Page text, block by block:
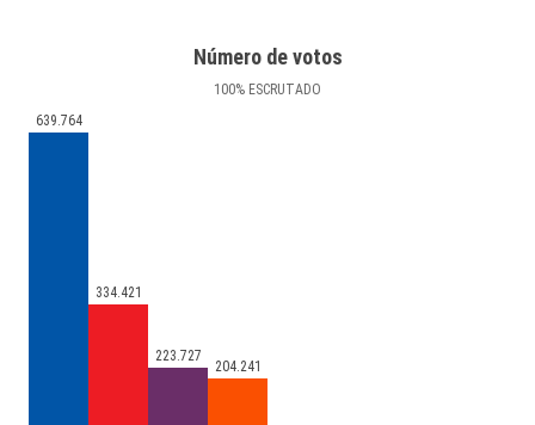
Número de votos
100% ESCRUTADO
639.764
334.421
223.727
204.241